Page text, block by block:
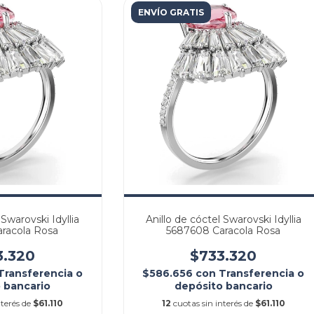
Idyllia
Rosa
o
de $61.110
ENVÍO GRATIS
Anillo de cóctel Swarovski Idyllia
5687608 Caracola Rosa
$733.320
$586.656 con Transferencia o
depósito bancario
12 cuotas sin interés de $61.110